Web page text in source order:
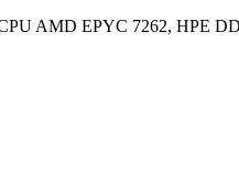
AMD EPYC 7262, HPE